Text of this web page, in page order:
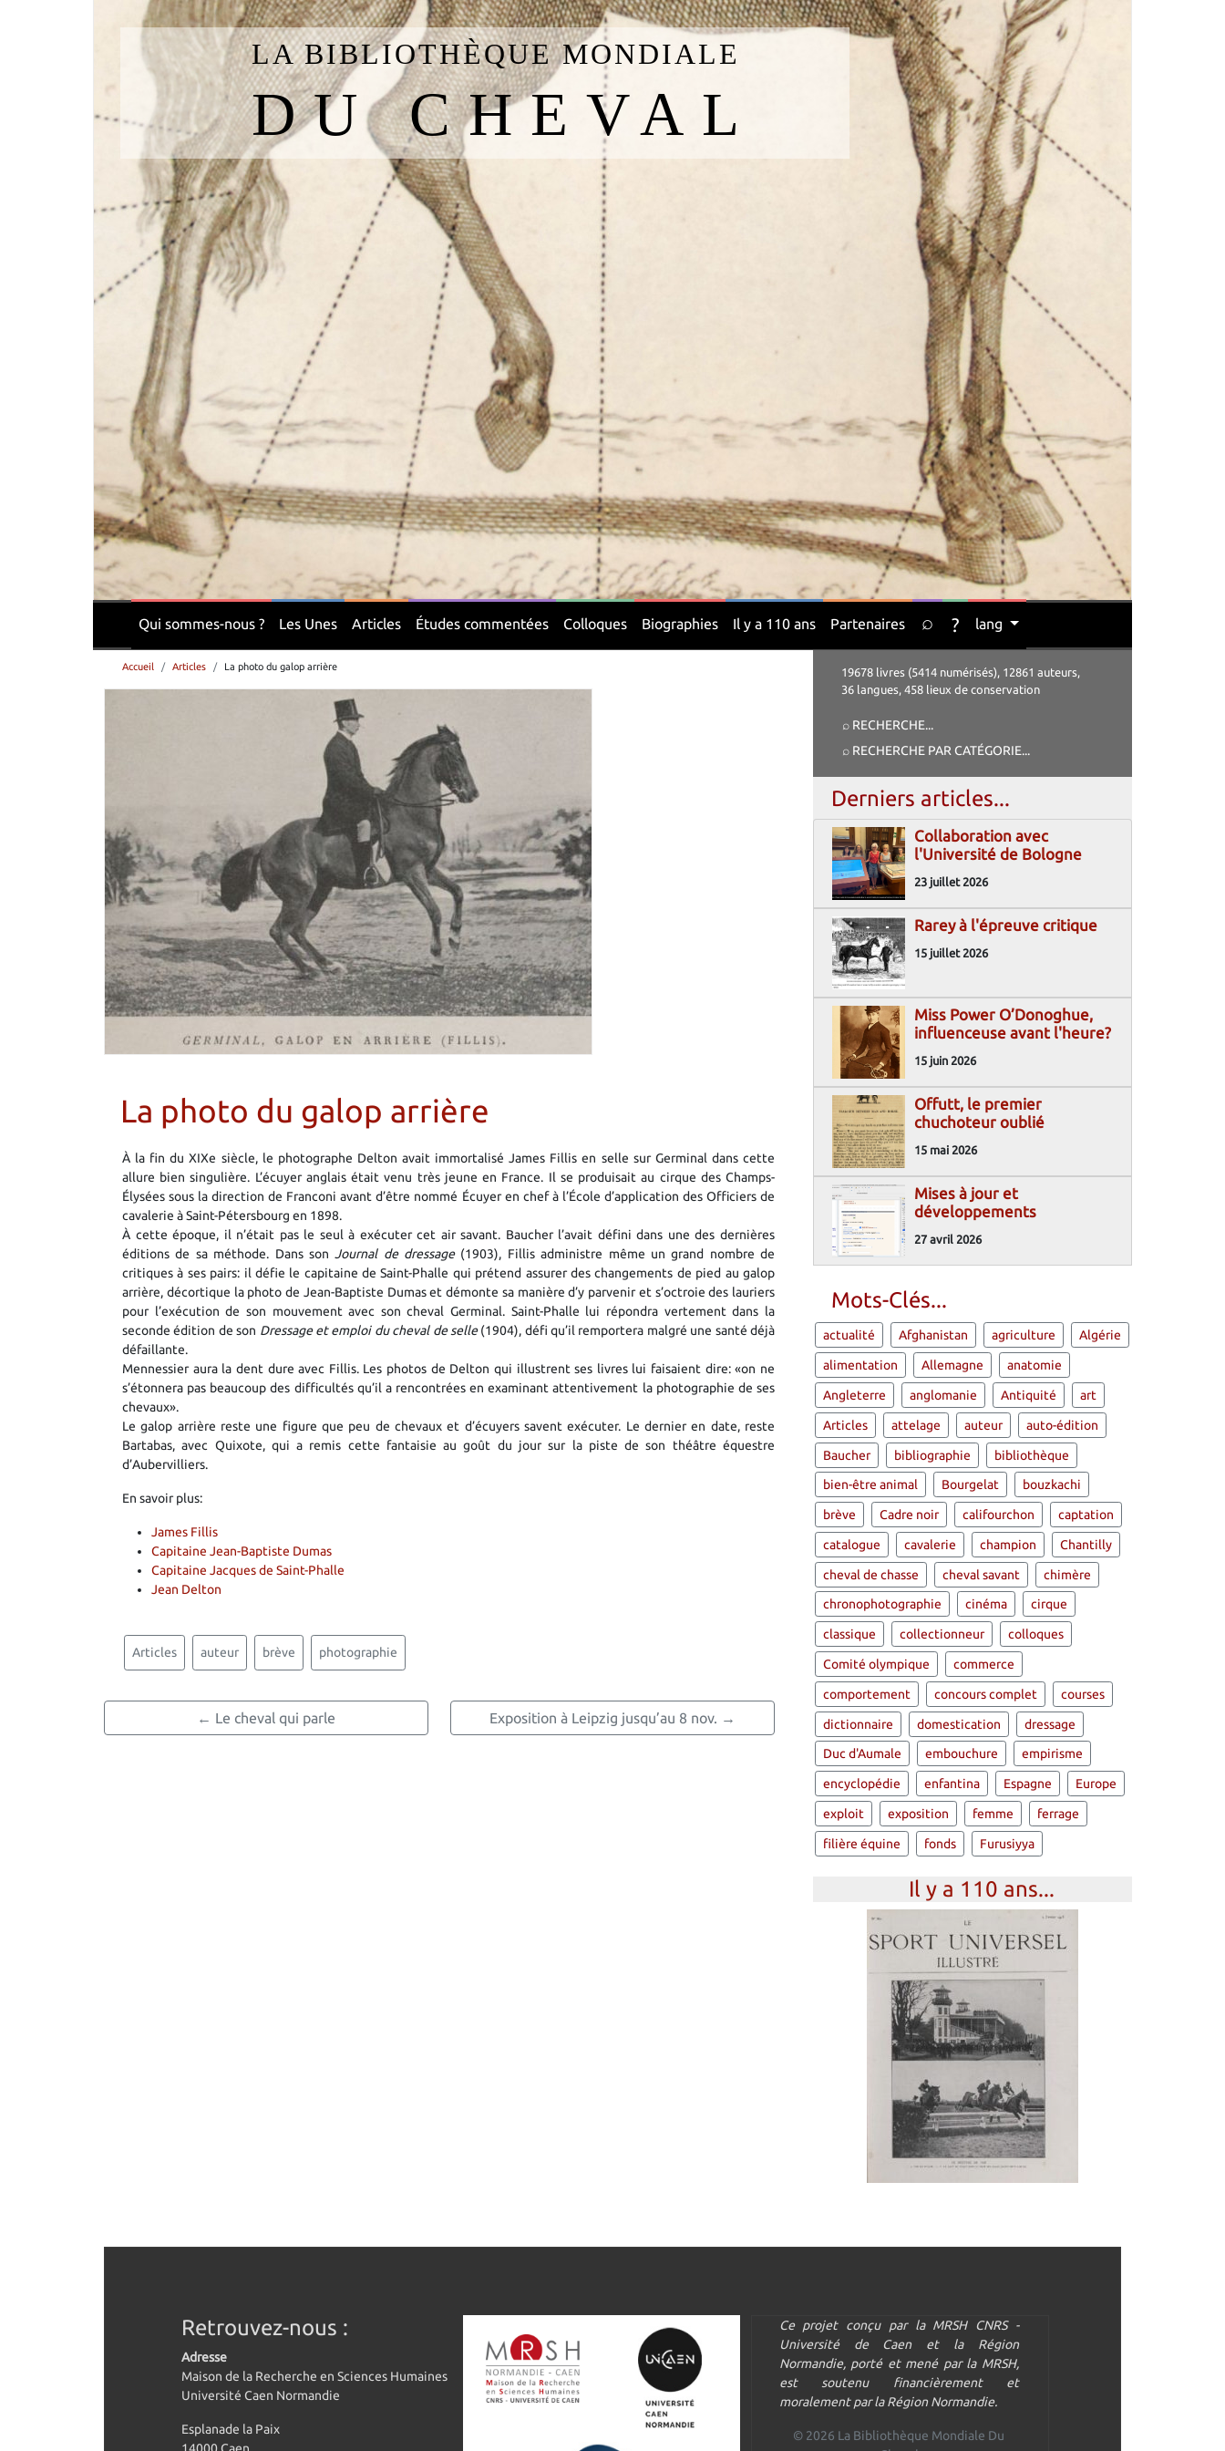
Qui sommes-nous ? Les Unes Articles Études commentées Colloques Biographies Il y a 110 ans Partenaires ⌕ ? lang
Accueil Articles La photo du galop arrière
La photo du galop arrière
À la fin du XIXe siècle, le photographe Delton avait immortalisé James Fillis en selle sur Germinal dans cette
allure bien singulière. L’écuyer anglais était venu très jeune en France. Il se produisait au cirque des Champs-
Élysées sous la direction de Franconi avant d’être nommé Écuyer en chef à l’École d’application des Officiers de
cavalerie à Saint-Pétersbourg en 1898.
À cette époque, il n’était pas le seul à exécuter cet air savant. Baucher l’avait défini dans une des dernières
éditions de sa méthode. Dans sonJournal de dressage (1903), Fillis administre même un grand nombre de
critiques à ses pairs: il défie le capitaine de Saint-Phalle qui prétend assurer des changements de pied au galop
arrière, décortique la photo de Jean-Baptiste Dumas et démonte sa manière d’y parvenir et s’octroie des lauriers
pour l’exécution de son mouvement avec son cheval Germinal. Saint-Phalle lui répondra vertement dans la
seconde édition de son Dressage et emploi du cheval de selle(1904), défi qu’il remportera malgré une santé déjà
défaillante.
Mennessier aura la dent dure avec Fillis. Les photos de Delton qui illustrent ses livres lui faisaient dire: «on ne
s’étonnera pas beaucoup des difficultés qu’il a rencontrées en examinant attentivement la photographie de ses
chevaux».
Le galop arrière reste une figure que peu de chevaux et d’écuyers savent exécuter. Le dernier en date, reste
Bartabas, avec Quixote, qui a remis cette fantaisie au goût du jour sur la piste de son théâtre équestre
d’Aubervilliers.
En savoir plus:
James Fillis
Capitaine Jean-Baptiste Dumas
Capitaine Jacques de Saint-Phalle
Jean Delton
Articles auteur brève photographie
← Le cheval qui parle Exposition à Leipzig jusqu’au 8 nov. →
19678 livres (5414 numérisés), 12861 auteurs,
36 langues, 458 lieux de conservation
⌕ RECHERCHE...
⌕ RECHERCHE PAR CATÉGORIE...
Derniers articles...
Collaboration avec
l'Université de Bologne
23 juillet 2026
Rarey à l'épreuve critique
15 juillet 2026
Miss Power O’Donoghue,
influenceuse avant l'heure?
15 juin 2026
Offutt, le premier
chuchoteur oublié
15 mai 2026
Mises à jour et
développements
27 avril 2026
Mots-Clés...
actualité Afghanistan agriculture Algérie
alimentation Allemagne anatomie
Angleterre anglomanie Antiquité art
Articles attelage auteur auto-édition
Baucher bibliographie bibliothèque
bien-être animal Bourgelat bouzkachi
brève Cadre noir califourchon captation
catalogue cavalerie champion Chantilly
cheval de chasse cheval savant chimère
chronophotographie cinéma cirque
classique collectionneur colloques
Comité olympique commerce
comportement concours complet courses
dictionnaire domestication dressage
Duc d'Aumale embouchure empirisme
encyclopédie enfantina Espagne Europe
exploit exposition femme ferrage
filière équine fonds Furusiyya
Il y a 110 ans...
LA BIBLIOTHÈQUE MONDIALE
DU CHEVAL
Retrouvez-nous :
Adresse
Maison de la Recherche en Sciences Humaines
Université Caen Normandie
Esplanade la Paix
Ce projet conçu par la MRSH CNRS -
Université de Caen et la Région
Normandie, porté et mené par la MRSH,
est soutenu financièrement et
moralement par la Région Normandie.
© 2026 La Bibliothèque Mondiale Du